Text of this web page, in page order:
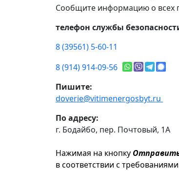
Сообщите информацию о всех
телефон службы
8 (39561) 5-60-11
8 (914) 914-09-56
Пишите:
doverie@vitimenergosbyt.ru
По адресу:
г. Бодайбо, пер. Почтовый, 1А
Нажимая на кнопку
в соответствии с